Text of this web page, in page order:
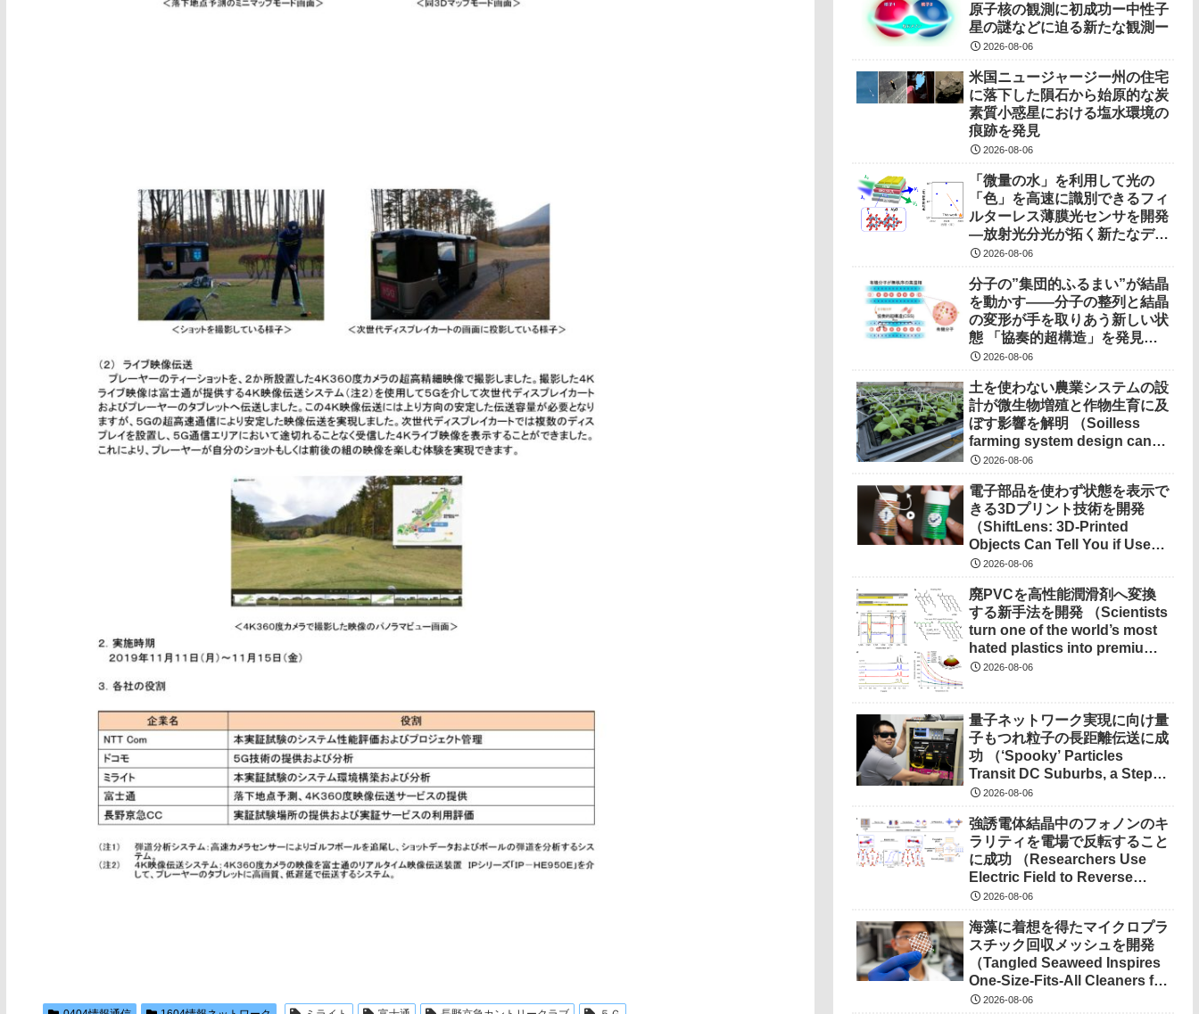
原子核の観測に初成功ー中性子
星の謎などに迫る新たな観測ー
2026-08-06
米国ニュージャージー州の住宅
に落下した隕石から始原的な炭
素質小惑星における塩水環境の
痕跡を発見
2026-08-06
「微量の水」を利用して光の
「色」を高速に識別できるフィ
ルターレス薄膜光センサを開発
―放射光分光が拓く新たなデバ
イス駆動原理―
2026-08-06
分子の”集団的ふるまい”が結晶
を動かす――分子の整列と結晶
の変形が手を取りあう新しい状
態 「協奏的超構造」を発見
――2026-08-06
土を使わない農業システムの設
計が微生物増殖と作物生育に及
ぼす影響を解明 （Soilless
farming system design can
determine microbial growth,
2026-08-06
電子部品を使わず状態を表示で
きる3Dプリント技術を開発
（ShiftLens: 3D-Printed
Objects Can Tell You if Used
Properly）
2026-08-06
廃PVCを高性能潤滑剤へ変換
する新手法を開発 （Scientists
turn one of the world’s most
hated plastics into premium
lubricant）
2026-08-06
量子ネットワーク実現に向け量
子もつれ粒子の長距離伝送に成
功 （‘Spooky’ Particles
Transit DC Suburbs, a Step
Toward a Quantum
ワーク実現に向け量子もつれ粒
子の長距離伝送に成功
（‘Spooky’ Particles Transit
DC Suburbs, a Step Toward a
Quantum Network）
2026-08-06
強誘電体結晶中のフォノンのキ
ラリティを電場で反転すること
に成功 （Researchers Use
Electric Field to Reverse
Phonon Chirality in
2026-08-06
海藻に着想を得たマイクロプラ
スチック回収メッシュを開発
（Tangled Seaweed Inspires
One-Size-Fits-All Cleaners for
Ocean Microplastics）
2026-08-06